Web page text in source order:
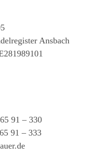
Ansbach
91 – 330
91 – 333